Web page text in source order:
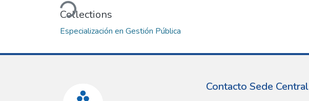
Loading...
Collections
Especialización en Gestión Pública
Contacto Sede Central